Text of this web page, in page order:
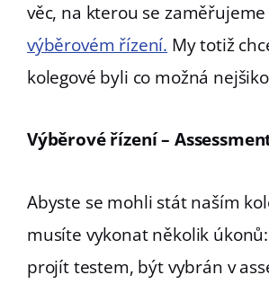
věc, na kterou se
výběrovém řízení. My totiž
kolegové byli co možná
Výběrové řízení –
Abyste se mohli stát naším
musíte vykonat několik
projít testem, být vybrán v